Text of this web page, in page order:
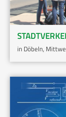
in Döbeln,